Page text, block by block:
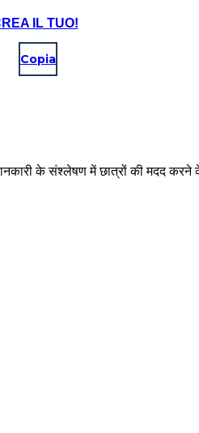
IL TUO!
Copia
के संश्लेषण में छात्रों की मदद करने